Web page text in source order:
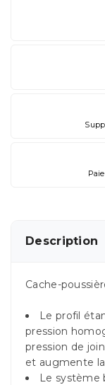
Description
Cache-
Le profil
pression
pression de
et augmente
Le système